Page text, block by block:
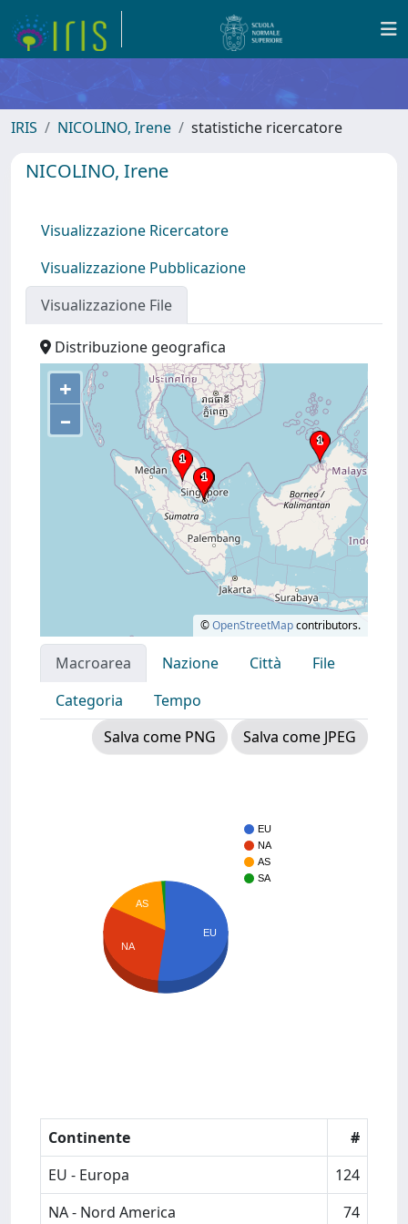
IRIS NICOLINO, Irene statistiche ricercatore
NICOLINO, Irene
Visualizzazione Ricercatore
Visualizzazione Pubblicazione
Visualizzazione File
Distribuzione geografica
+
–
©OpenStreetMapcontributors.
Macroarea Nazione Città
File
Categoria
Tempo
Salva come PNG
Salva come JPEG
EU
NA
AS
SA
AS
NA
EU
Continente
#
EU - Europa
124
NA - Nord America
74